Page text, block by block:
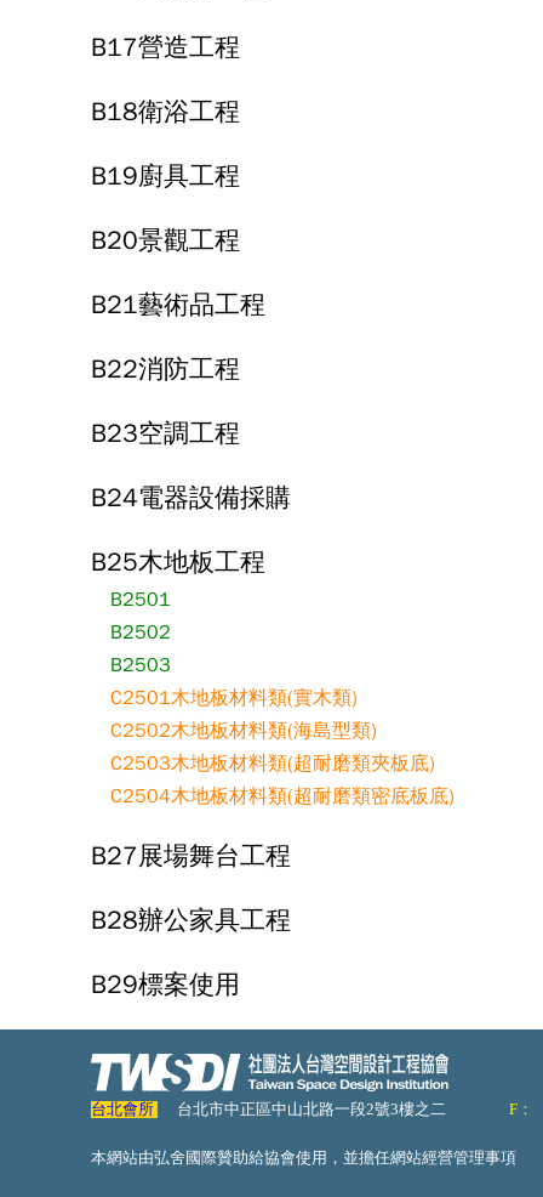
B17營造工程
B18衛浴工程
B19廚具工程
B20景觀工程
B21藝術品工程
B22消防工程
B23空調工程
B24電器設備採購
B25木地板工程
B2501
B2502
B2503
C2501木地板材料類(實木類)
C2502木地板材料類(海島型類)
C2503木地板材料類(超耐磨類夾板底)
C2504木地板材料類(超耐磨類密底板底)
B27展場舞台工程
B28辦公家具工程
B29標案使用
台北會所 台北市中正區中山北路一段2號3樓之二 F：
本網站由弘舍國際贊助給協會使用，並擔任網站經營管理事項